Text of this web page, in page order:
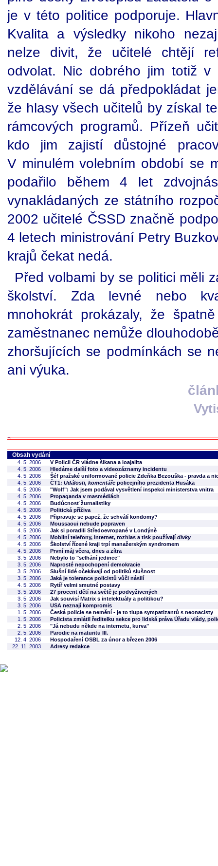
je v této politice podporuje.
Kvalita a výsledky nikoho
nelze divit, že učitelé chtějí
odvolat. Nic dobrého jim totiž v
vzdělávání se dá předpokládat
že hlasy všech učitelů by získal
rámcových programů. Přízeň
kdo jim zajistí důstojné
V minulém volebním období se
podařilo během 4 let
vynakládaných ze státního
2002 učitelé ČSSD značně
4 letech ministrování Petry
krajů čekat nedá.
Před volbami by se politici měli
školství. Zda levné nebo
mnohokrát prokázaly, že
zaměstnanec nemůže
zhoršujících se podmínkách se
ani výuka.
Obsah vydání
4. 5. 2006
V Policii ČR vládne šikana a loajalita
4. 5. 2006
Hledáme další foto a videozáznamy incidentu
4. 5. 2006
Šéf pražské uniformované policie Zdeňka Bezouška - pravda a
4. 5. 2006
ČT1: Události, komentáře policejního prezidenta Husáka
4. 5. 2006
"Wolf": Jak jsem podával vysvětlení inspekci ministerstva vnitra
4. 5. 2006
Propaganda v masmédiách
4. 5. 2006
Budúcnosť žurnalistiky
4. 5. 2006
Politická příživa
4. 5. 2006
Připravuje se papež, že schválí kondomy?
4. 5. 2006
Moussaoui nebude popraven
4. 5. 2006
Jak si poradili Středoevropané v Londýně
4. 5. 2006
Mobilní telefony, internet, rozhlas a tisk používají dívky
4. 5. 2006
Školství řízené kraji trpí manažerským syndromem
4. 5. 2006
První máj včera, dnes a zítra
3. 5. 2006
Nebylo to "selhání jedince"
3. 5. 2006
Naprosté nepochopení demokracie
3. 5. 2006
Slušní lidé očekávají od politiků slušnost
3. 5. 2006
Jaká je tolerance policistů vůči násilí
4. 5. 2006
Rytíř velmi smutné postavy
3. 5. 2006
27 procent dětí na světě je podvyživených
3. 5. 2006
Jak souvisí Matrix s intelektuály a politikou?
3. 5. 2006
USA neznají kompromis
1. 5. 2006
Česká policie se nemění - je to tlupa sympatizantů s neonacisty
1. 5. 2006
Policista zmlátil ředitelku sekce pro lidská práva Úřadu vlády,
2. 5. 2006
"Já nebudu někde na internetu, kurva"
2. 5. 2006
Parodie na maturitu III.
12. 4. 2006
Hospodaření OSBL za únor a březen 2006
22. 11. 2003
Adresy redakce